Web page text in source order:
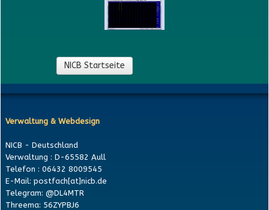
NICB Startseite
Verwaltung & Webdesign
NICB - Deutschland
Verwaltung : D-65582 Aull
Telefon : 06432 8009545
E-Mail: postfach[at]nicb.de
Telegram: @DL4MTR
Threema: 56ZYPBJ6